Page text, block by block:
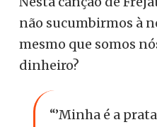
não sucumbirmos à
mesmo que somos
dinheiro?
“’Minha é a